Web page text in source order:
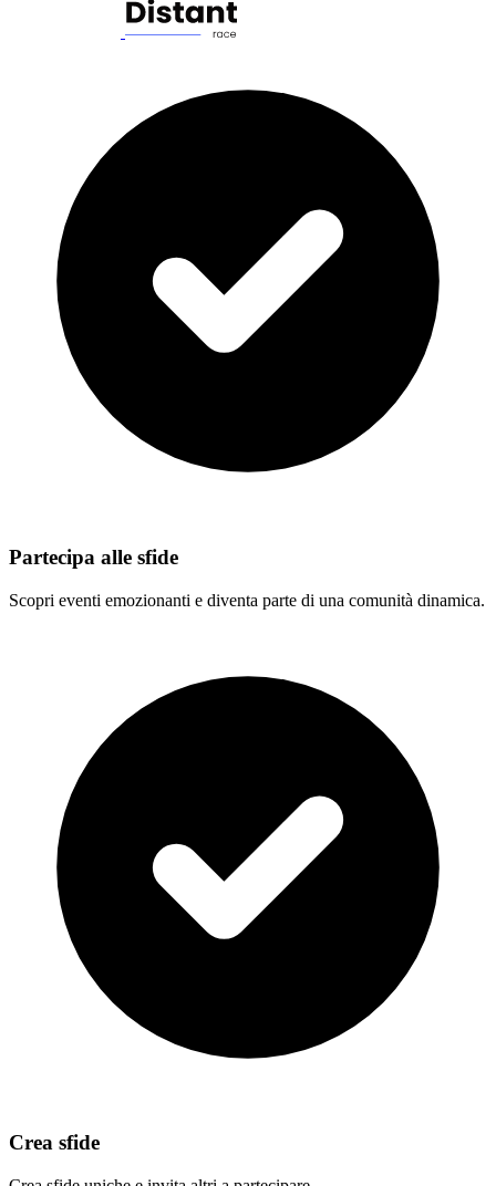
Partecipa alle sfide
Scopri eventi emozionanti e diventa parte di una comunità dinamica.
Crea sfide